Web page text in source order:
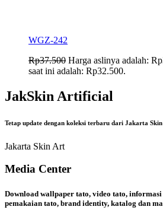
WGZ-242
Rp37.500 Harga aslinya adalah:
saat ini adalah: Rp32.500.
JakSkin Artificial
Tetap update dengan koleksi terbaru dari Jakarta
Jakarta Skin Art
Media Center
Download wallpaper tato, video tato,
pemakaian tato, brand identity, katalog dan